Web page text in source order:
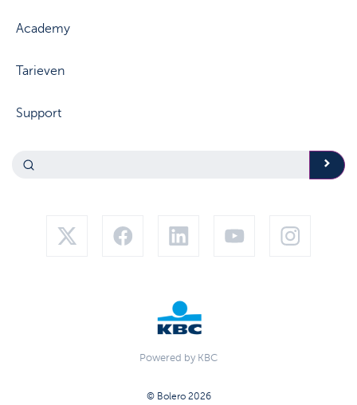
Academy
Tarieven
Support
Powered by KBC
© Bolero 2026